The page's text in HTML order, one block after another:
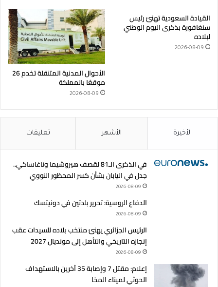
القيادة السعودية تهنئ رئيس
سنغافورة بذكرى اليوم الوطني
لبلاده
2026-08-09
الأحوال المدنية المتنقلة تخدم 26
موقعًا بالمملكة
2026-08-09
الأخيرة الأشهر تعليقات
في الذكرى الـ81 لقصف هيروشيما وناغاساكي..
جدل في اليابان بشأن كسر المحظور النووي
2026-08-09
الدفاع الروسية: تحرير بلدتين في دونيتسك
2026-08-09
الرئيس الجزائري يهنئ منتخب بلاده للسيدات عقب
إنجازه التاريخي والتأهل إلى مونديال 2027
2026-08-09
إعلام: مقتل 7 وإصابة 35 آخرين بالاستهداف
الحوثي لميناء المخا